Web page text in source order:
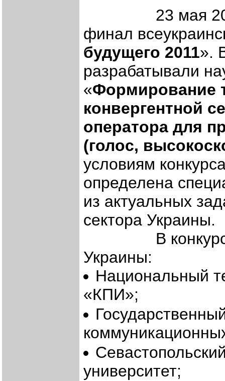
23 мая 2011
финал
будущего 2011».
разрабатывали
«Формирование
конвергентной
оператора для
(голос,
условиям
определена
из актуальных
сектора Украины.
В конкурсе
Украины:
Национальный
«КПИ»;
университет;